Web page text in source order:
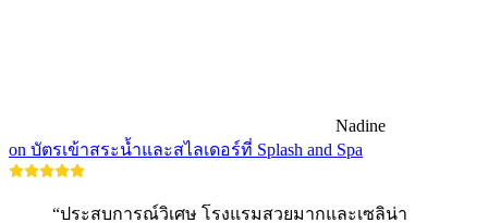
Nadine
on บัตรเข้าสระน้ำและสไลเดอร์ที่ Splash and Spa
“ประสบการณ์วิเศษ โรงแรมสวยมากและเซลิน่า